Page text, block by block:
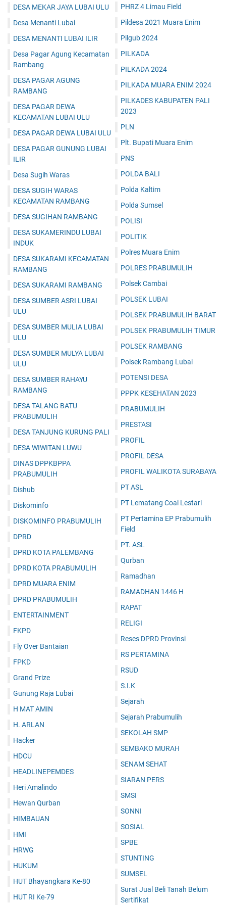
DESA MEKAR JAYA LUBAI ULU
Desa Menanti Lubai
DESA MENANTI LUBAI ILIR
Desa Pagar Agung Kecamatan
Rambang
DESA PAGAR AGUNG
RAMBANG
DESA PAGAR DEWA
KECAMATAN LUBAI ULU
DESA PAGAR DEWA LUBAI ULU
DESA PAGAR GUNUNG LUBAI
ILIR
Desa Sugih Waras
DESA SUGIH WARAS
KECAMATAN RAMBANG
DESA SUGIHAN RAMBANG
DESA SUKAMERINDU LUBAI
INDUK
DESA SUKARAMI KECAMATAN
RAMBANG
DESA SUKARAMI RAMBANG
DESA SUMBER ASRI LUBAI
ULU
DESA SUMBER MULIA LUBAI
ULU
DESA SUMBER MULYA LUBAI
ULU
DESA SUMBER RAHAYU
RAMBANG
DESA TALANG BATU
PRABUMULIH
DESA TANJUNG KURUNG PALI
DESA WIWITAN LUWU
DINAS DPPKBPPA
PRABUMULIH
Dishub
Diskominfo
DISKOMINFO PRABUMULIH
DPRD
DPRD KOTA PALEMBANG
DPRD KOTA PRABUMULIH
DPRD MUARA ENIM
DPRD PRABUMULIH
ENTERTAINMENT
FKPD
Fly Over Bantaian
FPKD
Grand Prize
Gunung Raja Lubai
H MAT AMIN
H. ARLAN
Hacker
HDCU
HEADLINEPEMDES
Heri Amalindo
Hewan Qurban
HIMBAUAN
HMI
HRWG
HUKUM
HUT Bhayangkara Ke-80
HUT RI Ke-79
PHRZ 4 Limau Field
Pildesa 2021 Muara Enim
Pilgub 2024
PILKADA
PILKADA 2024
PILKADA MUARA ENIM 2024
PILKADES KABUPATEN PALI
2023
PLN
Plt. Bupati Muara Enim
PNS
POLDA BALI
Polda Kaltim
Polda Sumsel
POLISI
POLITIK
Polres Muara Enim
POLRES PRABUMULIH
Polsek Cambai
POLSEK LUBAI
POLSEK PRABUMULIH BARAT
POLSEK PRABUMULIH TIMUR
POLSEK RAMBANG
Polsek Rambang Lubai
POTENSI DESA
PPPK KESEHATAN 2023
PRABUMULIH
PRESTASI
PROFIL
PROFIL DESA
PROFIL WALIKOTA SURABAYA
PT ASL
PT Lematang Coal Lestari
PT Pertamina EP Prabumulih
Field
PT. ASL
Qurban
Ramadhan
RAMADHAN 1446 H
RAPAT
RELIGI
Reses DPRD Provinsi
RS PERTAMINA
RSUD
S.I.K
Sejarah
Sejarah Prabumulih
SEKOLAH SMP
SEMBAKO MURAH
SENAM SEHAT
SIARAN PERS
SMSI
SONNI
SOSIAL
SPBE
STUNTING
SUMSEL
Surat Jual Beli Tanah Belum
Sertifikat